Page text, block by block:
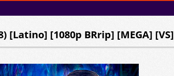
[Latino] [1080p BRrip] [MEGA] [VS]